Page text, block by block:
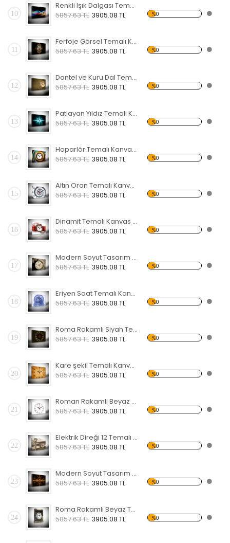
10
Renkli Işık Dalgası Temalı Kanvas Saat
5857.63 TL 3905.08 TL %0
11
Ferfoje Görsel Temalı Kanvas Saat
5857.63 TL 3905.08 TL %0
12
Dantel ve Kuru Dal Temalı Kanvas Saat
5857.63 TL 3905.08 TL %0
13
Patlayan Yıldız Temalı Kanvas Saat
5857.63 TL 3905.08 TL %0
14
Hoparlör Temalı Kanvas Saat
5857.63 TL 3905.08 TL %0
15
Altın Oran Temalı Kanvas Saat
5857.63 TL 3905.08 TL %0
16
Dinamit Temalı Kanvas Saat
5857.63 TL 3905.08 TL %0
17
Modern Soyut Tasarım 19 Temalı Kanvas Saat
5857.63 TL 3905.08 TL %0
18
Eriyen Saat Temalı Kanvas Saat
5857.63 TL 3905.08 TL %0
19
Roma Rakamlı Siyah Temalı Kanvas Saat
5857.63 TL 3905.08 TL %0
20
Kare şekil Temalı Kanvas Saat
5857.63 TL 3905.08 TL %0
21
Roman Rakamlı Beyaz 2 Temalı Kanvas Saat
5857.63 TL 3905.08 TL %0
22
Elektrik Direği 12 Temalı Kanvas Saat
5857.63 TL 3905.08 TL %0
23
Modern Soyut Tasarım 17 Temalı Kanvas Saat
5857.63 TL 3905.08 TL %0
24
Roma Rakamlı Beyaz Temalı Kanvas Saat
5857.63 TL 3905.08 TL %0